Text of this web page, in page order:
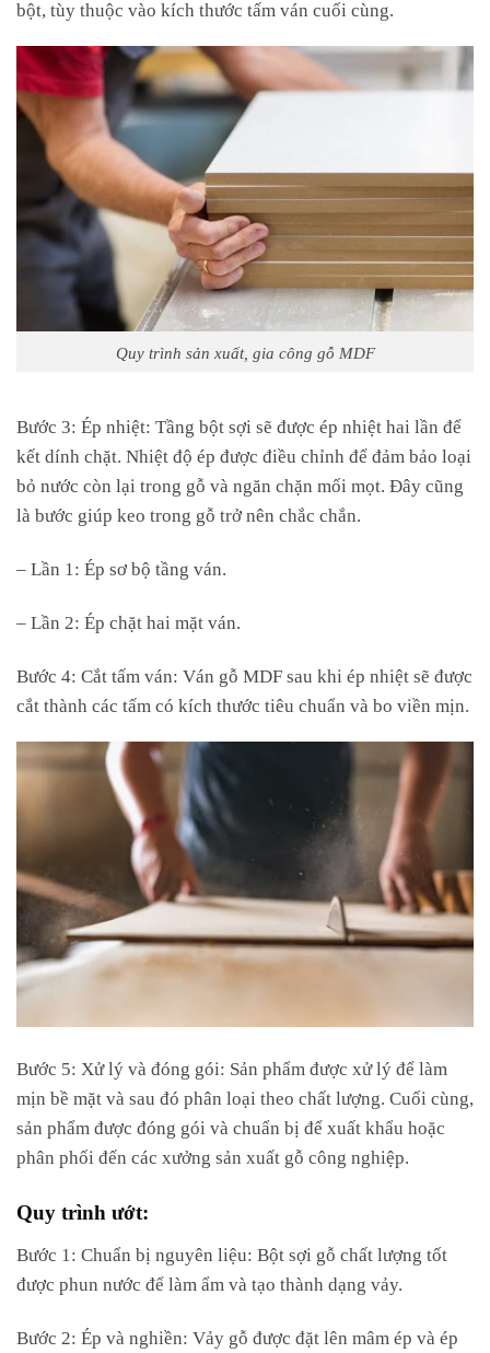
bột, tùy thuộc vào kích thước tấm ván cuối cùng.
Quy trình sản xuất, gia công gỗ MDF
Bước 3: Ép nhiệt: Tầng bột sợi sẽ được ép nhiệt hai lần để
kết dính chặt. Nhiệt độ ép được điều chỉnh để đảm bảo loại
bỏ nước còn lại trong gỗ và ngăn chặn mối mọt. Đây cũng
là bước giúp keo trong gỗ trở nên chắc chắn.
– Lần 1: Ép sơ bộ tầng ván.
– Lần 2: Ép chặt hai mặt ván.
Bước 4: Cắt tấm ván: Ván gỗ MDF sau khi ép nhiệt sẽ được
cắt thành các tấm có kích thước tiêu chuẩn và bo viền mịn.
Bước 5: Xử lý và đóng gói: Sản phẩm được xử lý để làm
mịn bề mặt và sau đó phân loại theo chất lượng. Cuối cùng,
sản phẩm được đóng gói và chuẩn bị để xuất khẩu hoặc
phân phối đến các xưởng sản xuất gỗ công nghiệp.
Quy trình ướt:
Bước 1: Chuẩn bị nguyên liệu: Bột sợi gỗ chất lượng tốt
được phun nước để làm ẩm và tạo thành dạng vảy.
Bước 2: Ép và nghiền: Vảy gỗ được đặt lên mâm ép và ép